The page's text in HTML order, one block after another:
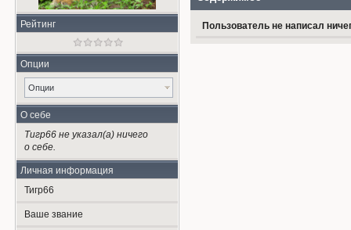
Рейтинг
Опции
Опции
О себе
Тигр66 не указал(а) ничего
о себе.
Личная информация
Тигр66
Ваше звание
Пользователь не написал